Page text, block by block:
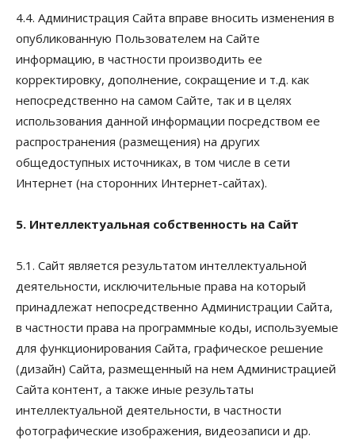
4.4. Администрация Сайта вправе вносить изменения в
опубликованную Пользователем на Сайте
информацию, в частности производить ее
корректировку, дополнение, сокращение и т.д. как
непосредственно на самом Сайте, так и в целях
использования данной информации посредством ее
распространения (размещения) на других
общедоступных источниках, в том числе в сети
Интернет (на сторонних Интернет-сайтах).
5. Интеллектуальная собственность на Сайт
5.1. Сайт является результатом интеллектуальной
деятельности, исключительные права на который
принадлежат непосредственно Администрации Сайта,
в частности права на программные коды, используемые
для функционирования Сайта, графическое решение
(дизайн) Сайта, размещенный на нем Администрацией
Сайта контент, а также иные результаты
интеллектуальной деятельности, в частности
фотографические изображения, видеозаписи и др.